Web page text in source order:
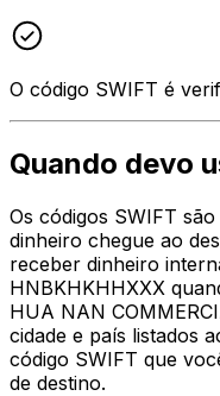
O código SWIFT é
Quando devo
Os códigos SWIFT
dinheiro chegue ao
receber dinheiro
HNBKHKHHXXX
HUA NAN
cidade e país listados
código SWIFT que
de destino.